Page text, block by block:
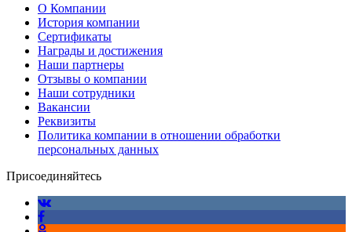
О Компании
История компании
Сертификаты
Награды и достижения
Наши партнеры
Отзывы о компании
Наши сотрудники
Вакансии
Реквизиты
Политика компании в отношении обработки
персональных данных
Присоединяйтесь